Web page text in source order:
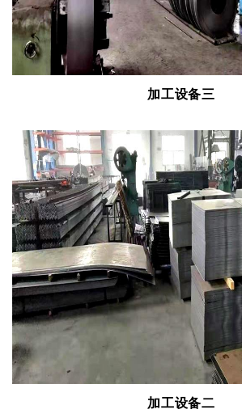
加工设备三
加工设备二